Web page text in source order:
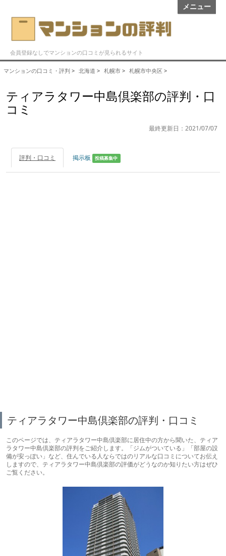
メニュー
会員登録なしでマンションの口コミが見られるサイト
マンションの口コミ・評判 > 北海道 > 札幌市 > 札幌市中央区 >
ティアラタワー中島倶楽部の評判・口
コミ
最終更新日：2021/07/07
評判・口コミ 掲示板 投稿募集中
ティアラタワー中島倶楽部の評判・口コミ
このページでは、ティアラタワー中島倶楽部に居住中の方から聞いた、ティア
ラタワー中島倶楽部の評判をご紹介します。「ジムがついている」「部屋の設
備が安っぽい」など、住んでいる人ならではのリアルな口コミについてお伝え
しますので、ティアラタワー中島倶楽部の評価がどうなのか知りたい方はぜひ
ご覧ください。